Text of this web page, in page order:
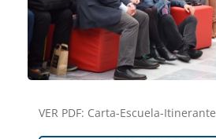
VER PDF: Carta-Escuela-Itinerante